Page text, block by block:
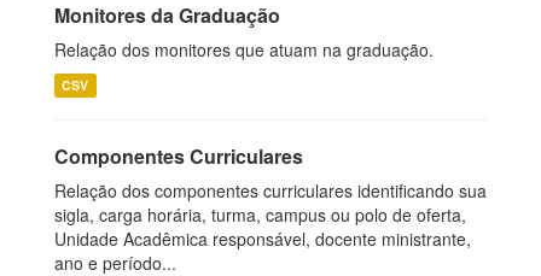
Monitores da Graduação
Relação dos monitores que atuam na graduação.
CSV
Componentes Curriculares
Relação dos componentes curriculares identificando sua
sigla, carga horária, turma, campus ou polo de oferta,
Unidade Acadêmica responsável, docente ministrante,
ano e período...